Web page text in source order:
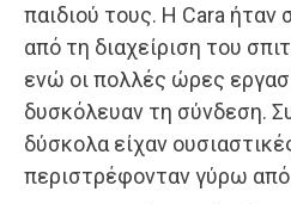
παιδιού τους. Η Cara
από τη διαχείριση του
ενώ οι πολλές ώρες
δυσκόλευαν τη σύνδεση.
δύσκολα είχαν
περιστρέφονταν γύρω από